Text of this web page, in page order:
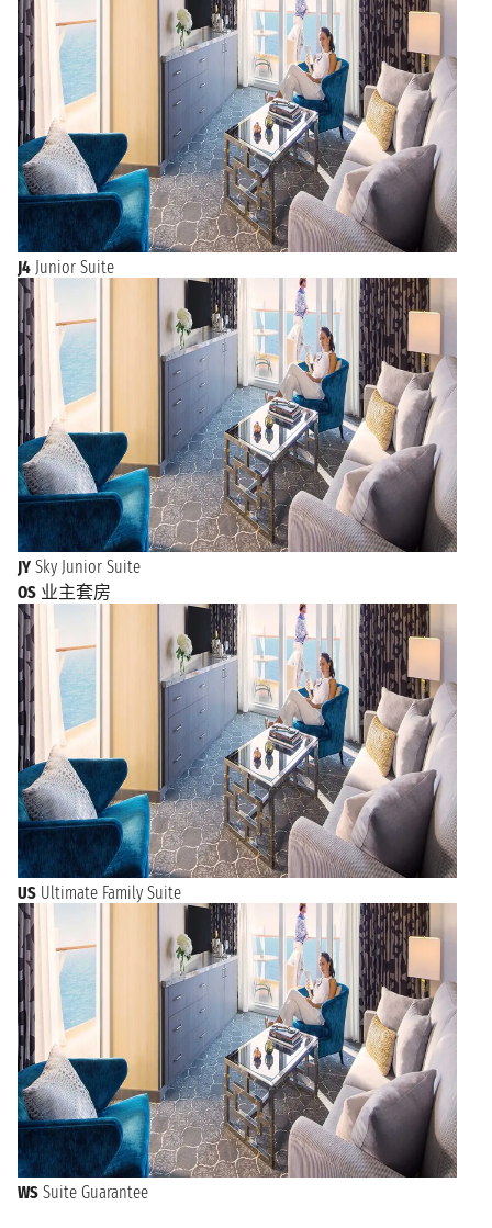
J4 Junior Suite
JY Sky Junior Suite
OS 业主套房
US Ultimate Family Suite
WS Suite Guarantee